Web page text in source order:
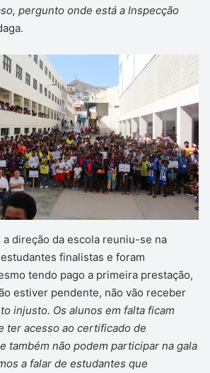
pergunto onde está a Inspecção
a direção da escola reuniu-se na
finalistas e foram
tendo pago a primeira prestação,
estiver pendente, não vão receber
injusto. Os alunos em falta ficam
ter acesso ao certificado de
também não podem participar na gala
a falar de estudantes que